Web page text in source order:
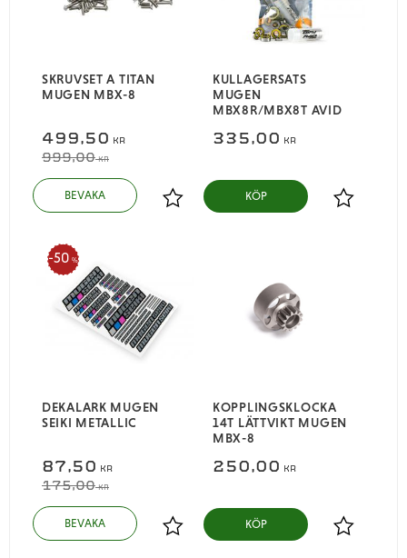
SKRUVSET A TITAN
MUGEN MBX-8
499,50 KR
999,00KR
Lägg till i favoriter
KULLAGERSATS
MUGEN
MBX8R/MBX8T AVID
335,00 KR
Lägg till i
KÖP
DEKALARK MUGEN
SEIKI METALLIC
87,50 KR
175,00KR
50 %
Lägg till i favoriter
KOPPLINGSKLOCKA
14T LÄTTVIKT MUGEN
MBX-8
250,00 KR
Lägg till i
KÖP